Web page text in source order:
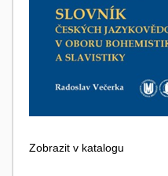
Zobrazit v katalogu